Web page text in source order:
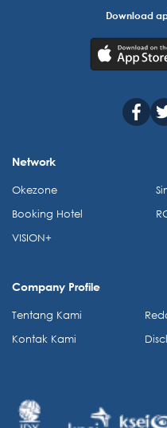
Download
Network
Okezone
Booking Hotel
VISION+
Company Profile
Tentang Kami
Kontak Kami